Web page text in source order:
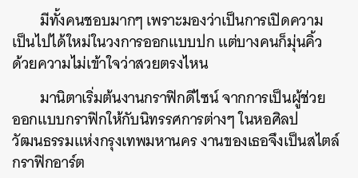
มีทั้งคนชอบมากๆ เพราะมองว่าเป็นการเปิดความ
เป็นไปได้ใหม่ในวงการออกแบบปก แต่บางคนก็มุ่นคิ้ว
ด้วยความไม่เข้าใจว่าสวยตรงไหน
มานิตาเริ่มต้นงานกราฟิกดีไซน์ จากการเป็นผู้ช่วย
ออกแบบกราฟิกให้กับนิทรรศการต่างๆ ในหอศิลป
วัฒนธรรมแห่งกรุงเทพมหานคร งานของเธอจึงเป็นสไตล์
กราฟิกอาร์ต